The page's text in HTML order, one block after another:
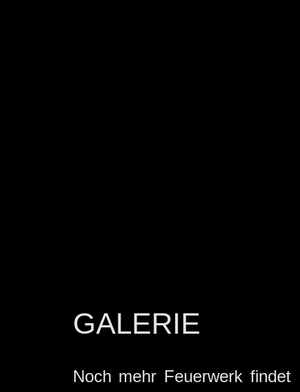
GALERIE
Noch mehr Feuerwerk findet